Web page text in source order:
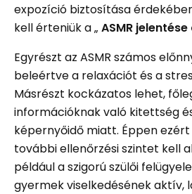
expozíció biztosítása
kell érteniük a „ ASMR
Egyrészt az ASMR számos
beleértve a relaxációt és a
Másrészt kockázatos lehet,
információknak való kitettség
képernyőidő miatt. Éppen ezért
további ellenőrzési szintet kell
például a szigorú szülői
gyermek viselkedésének aktív,